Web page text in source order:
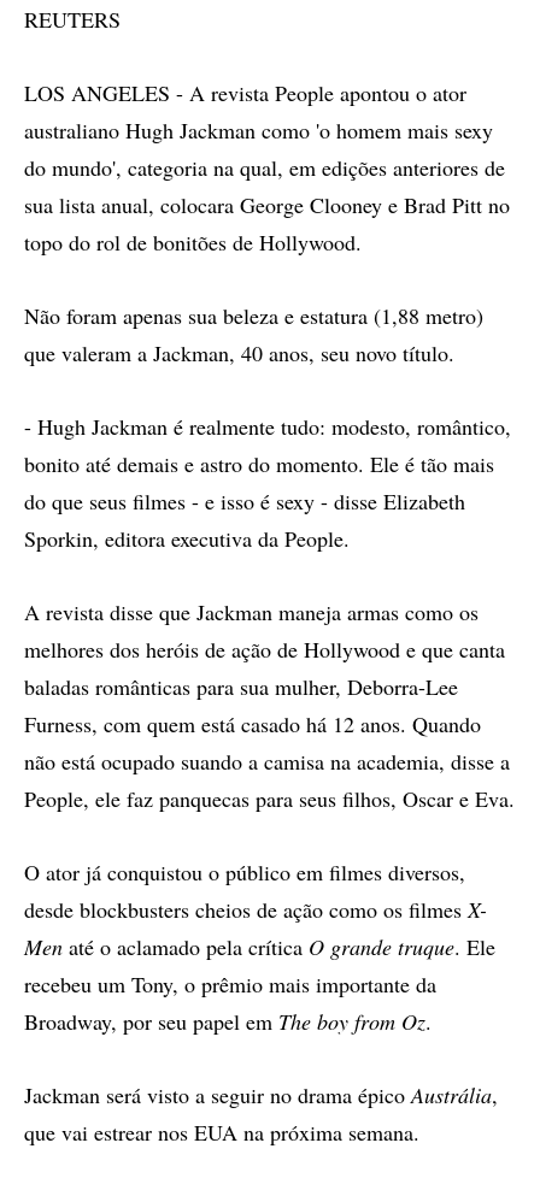
REUTERS
LOS ANGELES - A revista People apontou o ator
australiano Hugh Jackman como 'o homem mais sexy
do mundo', categoria na qual, em edições anteriores de
sua lista anual, colocara George Clooney e Brad Pitt no
topo do rol de bonitões de Hollywood.
Não foram apenas sua beleza e estatura (1,88 metro)
que valeram a Jackman, 40 anos, seu novo título.
- Hugh Jackman é realmente tudo: modesto, romântico,
bonito até demais e astro do momento. Ele é tão mais
do que seus filmes - e isso é sexy - disse Elizabeth
Sporkin, editora executiva da People.
A revista disse que Jackman maneja armas como os
melhores dos heróis de ação de Hollywood e que canta
baladas românticas para sua mulher, Deborra-Lee
Furness, com quem está casado há 12 anos. Quando
não está ocupado suando a camisa na academia, disse a
People, ele faz panquecas para seus filhos, Oscar e Eva.
O ator já conquistou o público em filmes diversos,
desde blockbusters cheios de ação como os filmesX-
Men até o aclamado pela crítica O grande truque. Ele
recebeu um Tony, o prêmio mais importante da
Broadway, por seu papel em The boy from Oz.
Jackman será visto a seguir no drama épicoAustrália,
que vai estrear nos EUA na próxima semana.